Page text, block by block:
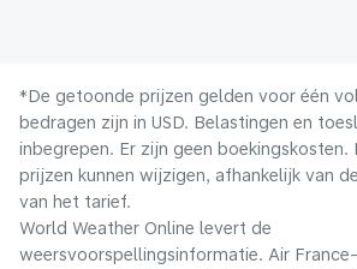
*De getoonde prijzen gelden voor één
bedragen zijn in USD. Belastingen en
inbegrepen. Er zijn geen boekingskosten.
prijzen kunnen wijzigen, afhankelijk van
van het tarief.
World Weather Online levert de
weersvoorspellingsinformatie. Air